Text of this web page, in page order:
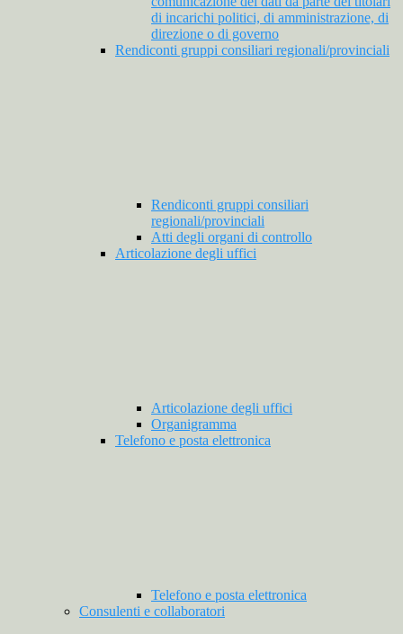
di incarichi politici, di amministrazione, di
direzione o di governo
Rendiconti gruppi consiliari regionali/provinciali
Rendiconti gruppi consiliari
regionali/provinciali
Atti degli organi di controllo
Articolazione degli uffici
Articolazione degli uffici
Organigramma
Telefono e posta elettronica
Telefono e posta elettronica
Consulenti e collaboratori